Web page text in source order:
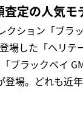
定の人気モ
クション「ブラ
場した「ヘリ
ブラックベイ
場。どれも近